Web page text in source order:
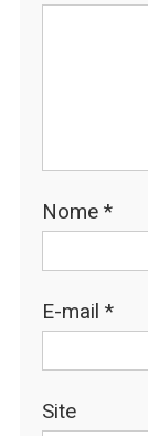
Nome *
E-mail *
Site